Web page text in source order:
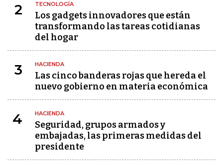
2 TECNOLOGÍA
Los gadgets innovadores que están
transformando las tareas cotidianas
del hogar
3 HACIENDA
Las cinco banderas rojas que hereda el
nuevo gobierno en materia económica
4 HACIENDA
Seguridad, grupos armados y
embajadas, las primeras medidas del
presidente